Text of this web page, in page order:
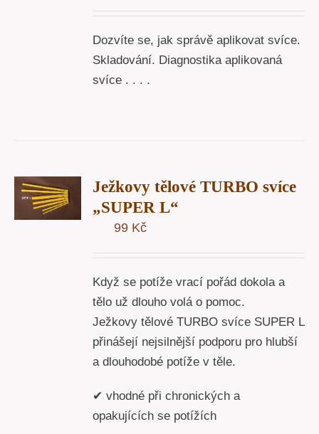
Dozvíte se, jak správě aplikovat svíce.
Skladování. Diagnostika aplikovaná
svíce . . . .
Ježkovy tělové TURBO svíce
„SUPER L“
99 Kč
Když se potíže vrací pořád dokola a
tělo už dlouho volá o pomoc.
Ježkovy tělové TURBO svíce SUPER L
přinášejí nejsilnější podporu pro hlubší
a dlouhodobé potíže v těle.
✔ vhodné při chronických a
opakujících se potížích